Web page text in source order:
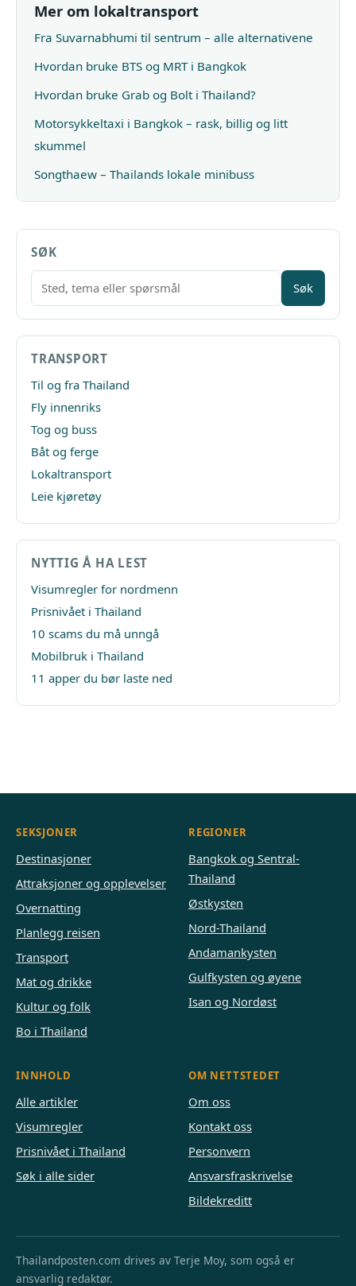
Mer om lokaltransport
Fra Suvarnabhumi til sentrum – alle alternativene
Hvordan bruke BTS og MRT i Bangkok
Hvordan bruke Grab og Bolt i Thailand?
Motorsykkeltaxi i Bangkok – rask, billig og litt
skummel
Songthaew – Thailands lokale minibuss
SØK
Søk
TRANSPORT
Til og fra Thailand
Fly innenriks
Tog og buss
Båt og ferge
Lokaltransport
Leie kjøretøy
NYTTIG Å HA LEST
Visumregler for nordmenn
Prisnivået i Thailand
10 scams du må unngå
Mobilbruk i Thailand
11 apper du bør laste ned
SEKSJONER
Destinasjoner
Attraksjoner og opplevelser
Overnatting
Planlegg reisen
Transport
Mat og drikke
Kultur og folk
Bo i Thailand
REGIONER
Bangkok og Sentral-
Thailand
Østkysten
Nord-Thailand
Andamankysten
Gulfkysten og øyene
Isan og Nordøst
INNHOLD
Alle artikler
Visumregler
Prisnivået i Thailand
Søk i alle sider
OM NETTSTEDET
Om oss
Kontakt oss
Personvern
Ansvarsfraskrivelse
Bildekreditt
Thailandposten.com drives av Terje Moy, som også er
ansvarlig redaktør.